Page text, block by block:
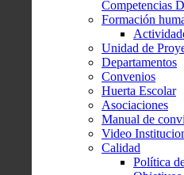
Competencias
Formación
Unidad de
Departamentos
Convenios
Huerta Escolar
Asociaciones
Manual de
Video
Calidad
Política